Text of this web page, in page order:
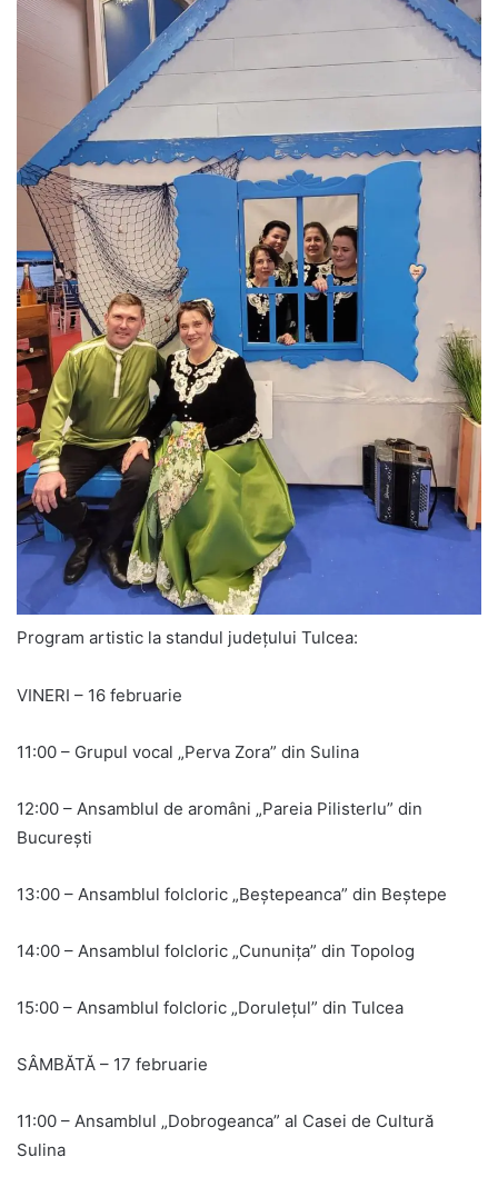
Program artistic la standul județului Tulcea:
VINERI – 16 februarie
11:00 – Grupul vocal „Perva Zora” din Sulina
12:00 – Ansamblul de aromâni „Pareia Pilisterlu” din
București
13:00 – Ansamblul folcloric „Beștepeanca” din Beștepe
14:00 – Ansamblul folcloric „Cununița” din Topolog
15:00 – Ansamblul folcloric „Dorulețul” din Tulcea
SÂMBĂTĂ – 17 februarie
11:00 – Ansamblul „Dobrogeanca” al Casei de Cultură
Sulina